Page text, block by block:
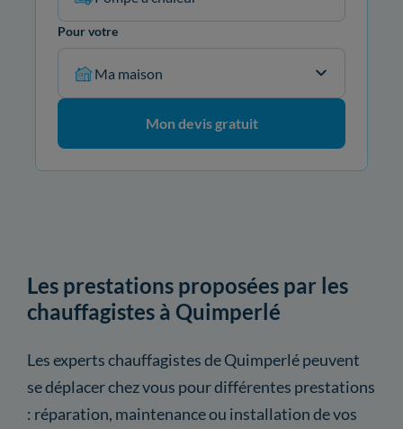
Pour votre
Ma maison
Mon devis gratuit
Les prestations proposées par les
chauffagistes à Quimperlé
Les experts chauffagistes de Quimperlé peuvent
se déplacer chez vous pour différentes prestations
: réparation, maintenance ou installation de vos